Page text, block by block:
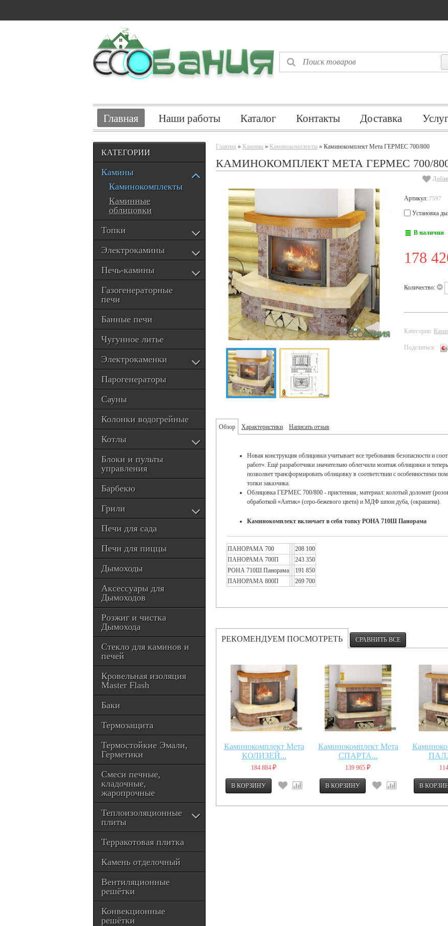
Главная Наши работы Каталог Контакты Доставка
КАТЕГОРИИ
Камины
Каминокомплекты
Каминные
облицовки
Топки
Электрокамины
Печь-камины
Газогенераторные
печи
Банные печи
Чугунное литье
Электрокаменки
Парогенераторы
Сауны
Колонки водогрейные
Котлы
Блоки и пульты
управления
Барбекю
Грили
Печи для сада
Печи для пиццы
Дымоходы
Аксессуары для
Дымоходов
Розжиг и чистка
Дымохода
Стекло для каминов и
печей
Кровельная изоляция
Master Flash
Баки
Термозащита
Термостойкие Эмали,
Герметики
Смеси печные,
кладочные,
жаропрочные
Теплоизоляционные
плиты
Терракотовая плитка
Камень отделочный
Вентиляционные
решётки
Конвекционные
решётки
Главная » Камины » Каминокомплекты » Каминокомплект Мета ГЕРМЕС 700/800
КАМИНОКОМПЛЕКТ МЕТА ГЕРМЕС 700/
Артикул: 7597
Установка
В наличии
178
Количество:
Категории:
Поделиться:
Обзор Характеристики Написать отзыв
Новая конструкция облицовки учитывает все требования безопасности и
работ». Ещё разработчики значительно облегчили монтаж облицовки и
позволяет трансформировать облицовку в соответствии с особенностями
топки заказчика.
Облицовка ГЕРМЕС 700/800 - пристенная, материал: колотый доломит
обработкой «Антик» (серо-бежевого цвета) и МДФ шпон дуба, (окрашена).
Каминокомплект включает в себя топку РОНА 710Ш Панорама
ПАНОРАМА 700
208 100
ПАНОРАМА 700П
243 350
РОНА 710Ш Панорама
191 850
ПАНОРАМА 800П
269 700
РЕКОМЕНДУЕМ ПОСМОТРЕТЬ
Каминокомплект Мета
КОЛИЗЕЙ...
184 884 ₽
Каминокомплект Мета
СПАРТА...
139 965 ₽